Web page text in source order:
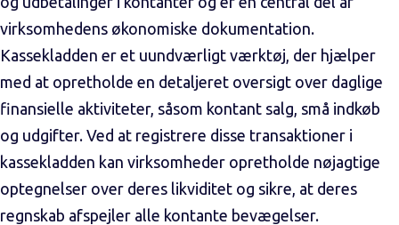
virksomhedens økonomiske dokumentation.
Kassekladden er et uundværligt værktøj, der hjælper
med at opretholde en detaljeret oversigt over daglige
finansielle aktiviteter, såsom kontant salg, små indkøb
og udgifter. Ved at registrere disse transaktioner i
kassekladden kan virksomheder opretholde nøjagtige
optegnelser over deres likviditet og sikre, at deres
regnskab afspejler alle kontante bevægelser.